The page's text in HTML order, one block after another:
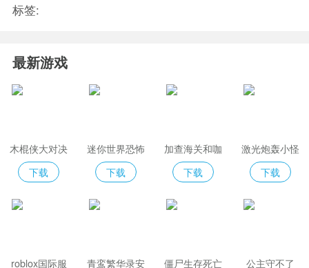
标签:
最新游戏
木棍侠大对决
下载
迷你世界恐怖
版ZM
下载
加查海关和咖
啡2025
下载
激光炮轰小怪
2选关版
下载
roblox国际服 青鸾繁华录安 僵尸生存死亡 公主守不了